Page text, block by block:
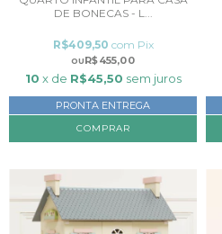
DE BONECAS - L...
R$455,00
R$409,50 com Pix
10 x de R$45,50 sem juros
PRONTA ENTREGA